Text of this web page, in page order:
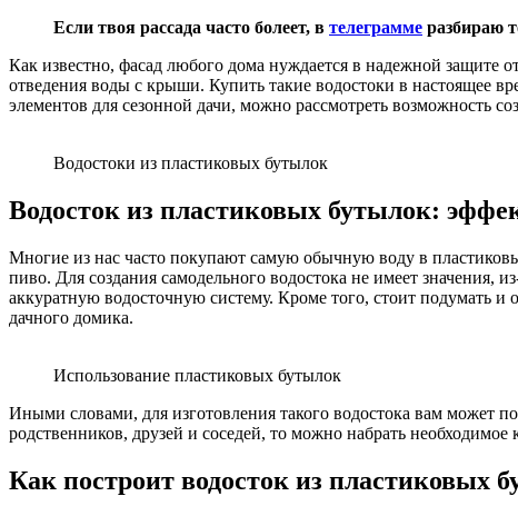
Если твоя рассада часто болеет, в телеграмме разбираю
Как известно, фасад любого дома нуждается в надежной защите
отведения воды с крыши. Купить такие водостоки в настоящее
элементов для сезонной дачи, можно рассмотреть возможность
Водостоки из пластиковых бутылок
Водосток из пластиковых бутылок:
Многие из нас часто покупают самую обычную воду в
пиво. Для создания самодельного водостока не имеет значения,
аккуратную водосточную систему. Кроме того, стоит подумать
дачного домика.
Использование пластиковых бутылок
Иными словами, для изготовления такого водостока вам может
родственников, друзей и соседей, то можно набрать необходимое
Как построит водосток из пластиковых